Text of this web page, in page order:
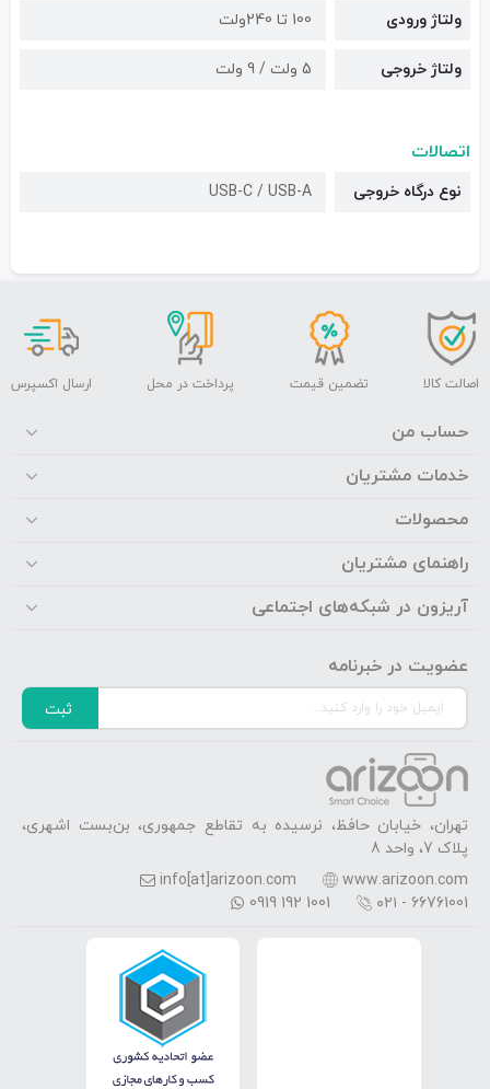
ولتاژ ورودی 100 تا 240ولت
ولتاژ خروجی 5 ولت / 9 ولت
اتصالات
نوع درگاه خروجی USB-C / USB-A
اصالت کالا تضمین قیمت پرداخت در محل ارسال اکسپرس
حساب من
خدمات مشتریان
محصولات
راهنمای مشتریان
آریزون در شبکه‌های اجتماعی
عضویت در خبرنامه
ثبت
تهران، خیابان حافظ، نرسیده به تقاطع جمهوری، بن‌بست اشهری،
پلاک 7، واحد 8
www.arizoon.com
info[at]arizoon.com
۰۲۱ - 66761001
0919 192 1001